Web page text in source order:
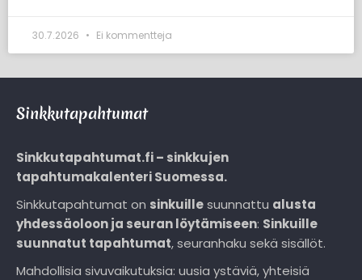
30.7.2026 Ei kommentteja
Sinkkutapahtumat
Sinkkutapahtumat.fi – sinkkujen
tapahtumakalenteri Suomessa.
Sinkkutapahtumat on sinkuillesuunnattu alusta
yhdessäoloon ja seuran löytämiseen: Sinkuille
suunnatut tapahtumat, seuranhaku sekä sisällöt.
Mahdollisia sivuvaikutuksia: uusia ystäviä, yhteisiä